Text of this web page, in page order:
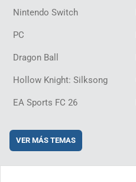
Nintendo Switch
PC
Dragon Ball
Hollow Knight: Silksong
EA Sports FC 26
VER MÁS TEMAS